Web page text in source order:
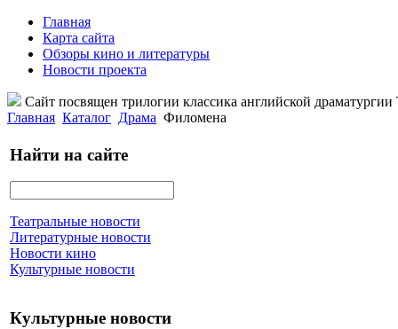
Главная
Карта сайта
Обзоры кино и литературы
Новости проекта
Сайт посвящен трилогии классика английской
Главная Каталог Драма Филомена
Найти на сайте
Театральные новости
Литературные новости
Новости кино
Культурные новости
Культурные новости